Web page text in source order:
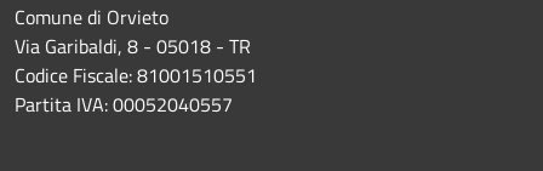
Comune di Orvieto
Via Garibaldi, 8 - 05018 - TR
Codice Fiscale: 81001510551
Partita IVA: 00052040557